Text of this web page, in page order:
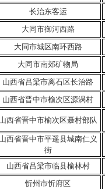
长治东客运
大同市御河西路
大同市城区南环西路
大同市南郊矿物局
山西省吕梁市离石区长治路
山西省晋中市榆次区源涡村
山西省晋中市榆次区聂村部队
山西省晋中市平遥县城南仁义
街
山西省吕梁市临县榆林村
忻州市忻府区